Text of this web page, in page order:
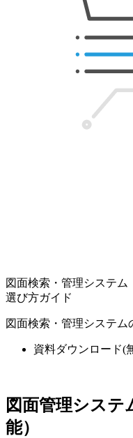
図面検索・管理システム
選び方ガイド
図面検索・管理システ
資料ダウンロード(
図面管理シス
能）